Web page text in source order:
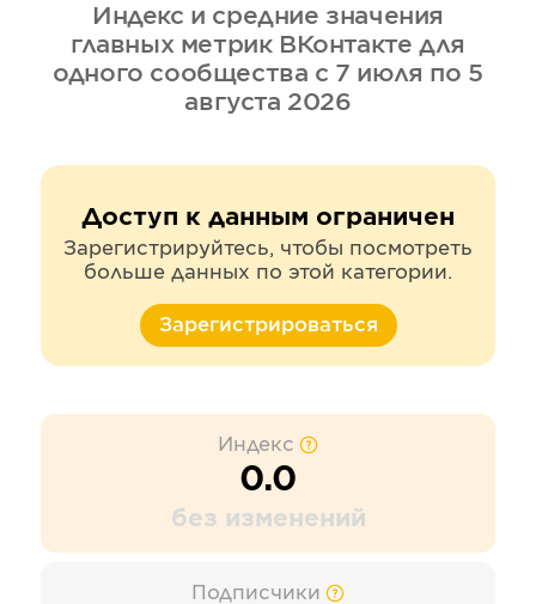
Индекс и средние значения
главных метрик ВКонтакте для
одного сообщества с 7 июля по 5
августа 2026
Доступ к данным ограничен
Зарегистрируйтесь, чтобы посмотреть
больше данных по этой категории.
Зарегистрироваться
Индекс
0.0
без изменений
Подписчики